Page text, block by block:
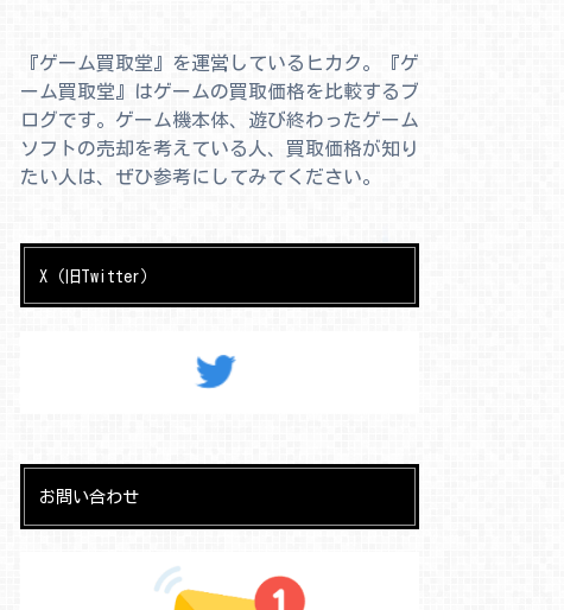
『ゲーム買取堂』を運営しているヒカク。『ゲ
ーム買取堂』はゲームの買取価格を比較するブ
ログです。ゲーム機本体、遊び終わったゲーム
ソフトの売却を考えている人、買取価格が知り
たい人は、ぜひ参考にしてみてください。
X（旧Twitter）
お問い合わせ